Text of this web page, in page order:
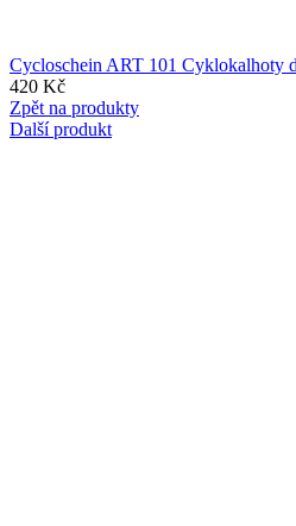
Cycloschein ART 101 Cyklokalhoty
420 Kč
Zpět na produkty
Další produkt